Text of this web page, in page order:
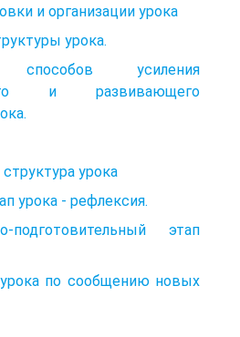
и организации урока
урока.
способов усиления
и развивающего
урока
урока - рефлексия.
подготовительный этап
по сообщению новых